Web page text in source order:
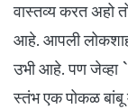
वास्तव्य करत अहो
आहे. आपली
उभी आहे. पण जेव्हा
स्तंभ एक पोकळ